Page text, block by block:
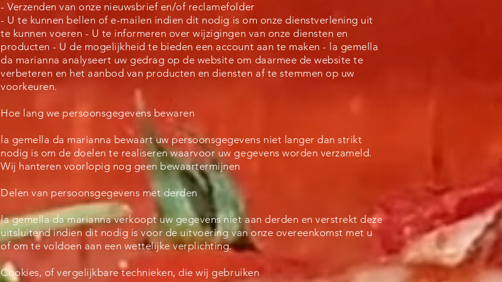
- Verzenden van onze nieuwsbrief en/of reclamefolder
- U te kunnen bellen of e-mailen indien dit nodig is om onze dienstverlening uit
te kunnen voeren - U te informeren over wijzigingen van onze diensten en
producten - U de mogelijkheid te bieden een account aan te maken - la gemella
da marianna analyseert uw gedrag op de website om daarmee de website te
verbeteren en het aanbod van producten en diensten af te stemmen op uw
voorkeuren.
Hoe lang we persoonsgegevens bewaren
la gemella da marianna bewaart uw persoonsgegevens niet langer dan strikt
nodig is om de doelen te realiseren waarvoor uw gegevens worden verzameld.
Wij hanteren voorlopig nog geen bewaartermijnen
Delen van persoonsgegevens met derden
la gemella da marianna verkoopt uw gegevens niet aan derden en verstrekt deze
uitsluitend indien dit nodig is voor de uitvoering van onze overeenkomst met u
of om te voldoen aan een wettelijke verplichting.
Cookies, of vergelijkbare technieken, die wij gebruiken